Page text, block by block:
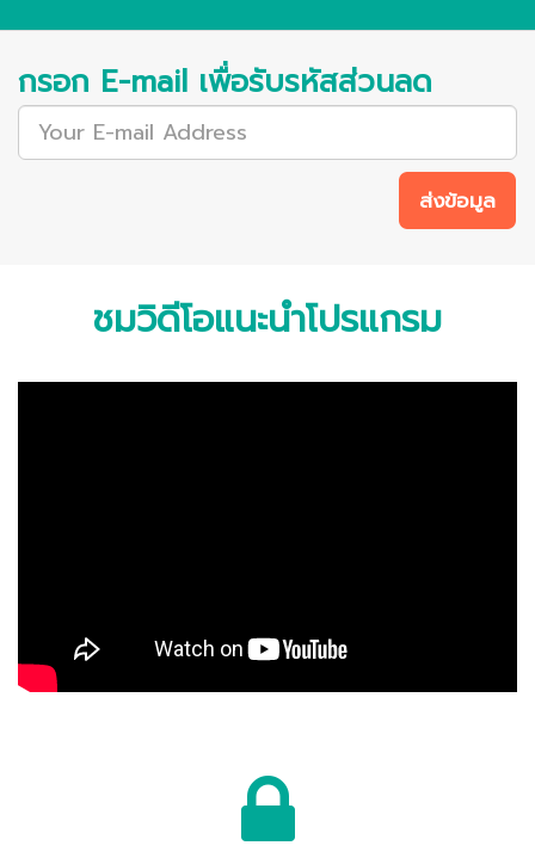
กรอก E-mail เพื่อรับรหัสส่วนลด
ส่งข้อมูล
ชมวิดีโอแนะนำโปรแกรม